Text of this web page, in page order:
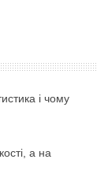
і чому
а на